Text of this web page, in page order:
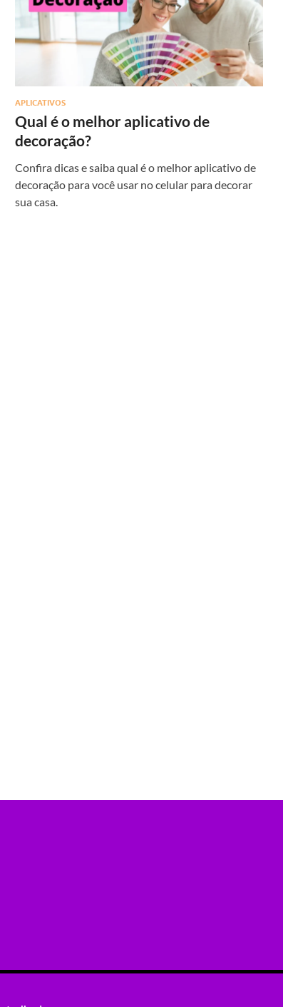
APLICATIVOS
Qual é o melhor aplicativo de
decoração?
Confira dicas e saiba qual é o melhor aplicativo de
decoração para você usar no celular para decorar
sua casa.